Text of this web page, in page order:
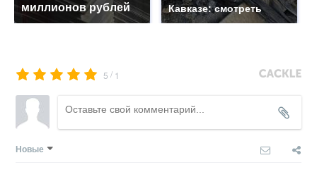
миллионов рублей
Кавказе: смотреть
5 / 1
Новые